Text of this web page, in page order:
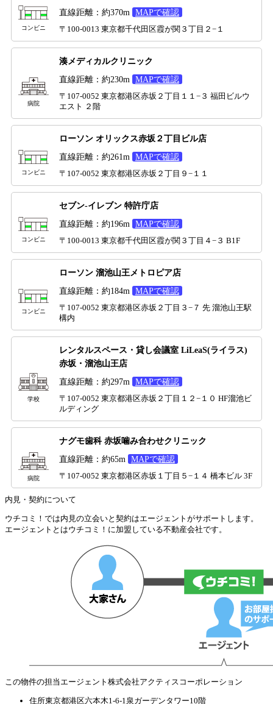
コンビニ
直線距離：約370m MAPで確認
〒100-0013 東京都千代田区霞が関３丁目２−１
病院
湊メディカルクリニック
直線距離：約230m MAPで確認
〒107-0052 東京都港区赤坂２丁目１１−３ 福田ビルウ
エスト ２階
コンビニ
ローソン オリックス赤坂２丁目ビル店
直線距離：約261m MAPで確認
〒107-0052 東京都港区赤坂２丁目９−１１
コンビニ
セブン-イレブン 特許庁店
直線距離：約196m MAPで確認
〒100-0013 東京都千代田区霞が関３丁目４−３ B1F
コンビニ
ローソン 溜池山王メトロピア店
直線距離：約184m MAPで確認
〒107-0052 東京都港区赤坂２丁目３−７ 先 溜池山王駅
構内
学校
レンタルスペース・貸し会議室 LiLeaS(ライラス)
赤坂・溜池山王店
直線距離：約297m MAPで確認
〒107-0052 東京都港区赤坂２丁目１２−１０ HF溜池ビ
ルディング
病院
ナグモ歯科 赤坂噛み合わせクリニック
直線距離：約65m MAPで確認
〒107-0052 東京都港区赤坂１丁目５−１４ 橋本ビル 3F
内見・契約について
ウチコミ！では内見の立会いと契約はエージェントがサポートします。
エージェントとはウチコミ！に加盟している不動産会社です。
この物件の担当エージェント 株式会社アクティスコーポレーション
住所東京都港区六本木1-6-1泉ガーデンタワー10階